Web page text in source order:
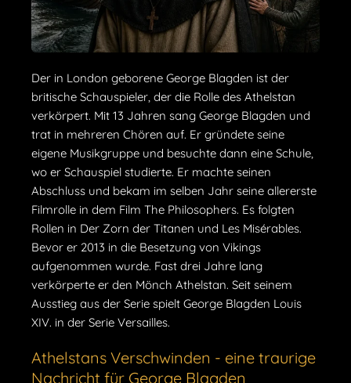
Der in London geborene George Blagden ist der
britische Schauspieler, der die Rolle des Athelstan
verkörpert. Mit 13 Jahren sang George Blagden und
trat in mehreren Chören auf. Er gründete seine
eigene Musikgruppe und besuchte dann eine Schule,
wo er Schauspiel studierte. Er machte seinen
Abschluss und bekam im selben Jahr seine allererste
Filmrolle in dem Film The Philosophers. Es folgten
Rollen in Der Zorn der Titanen und Les Misérables.
Bevor er 2013 in die Besetzung von Vikings
aufgenommen wurde. Fast drei Jahre lang
verkörperte er den Mönch Athelstan. Seit seinem
Ausstieg aus der Serie spielt George Blagden Louis
XIV. in der Serie Versailles.
Athelstans Verschwinden - eine traurige
Nachricht für George Blagden